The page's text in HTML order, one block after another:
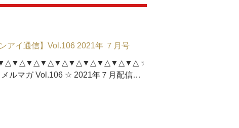
アイ通信】Vol.106 2021年 ７月号
☆ 株式
ルマガ Vol.106 ☆ 2021年７月配信